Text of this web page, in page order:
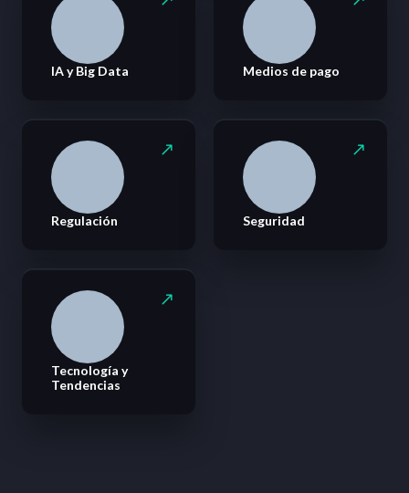
IA y Big Data Medios de pago
Regulación Seguridad
Tecnología y
Tendencias